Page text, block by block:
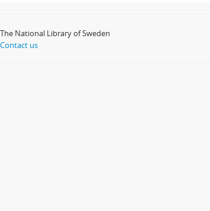
The National Library of Sweden
Contact us